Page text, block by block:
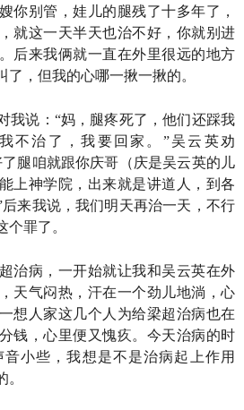
你别管，娃儿的腿残了十多年了，
就这一天半天也治不好，你就别进
后来我俩就一直在外里很远的地方
，但我的心哪一揪一揪的。
说：“妈，腿疼死了，他们还踩我
不治了，我要回家。”吴云英劝
腿咱就跟你庆哥（庆是吴云英的儿
上神学院，出来就是讲道人，到各
来我说，我们明天再治一天，不行
个罪了。
病，一开始就让我和吴云英在外
天气闷热，汗在一个劲儿地淌，心
想人家这几个人为给梁超治病也在
钱，心里便又愧疚。今天治病的时
小些，我想是不是治病起上作用